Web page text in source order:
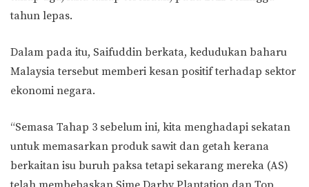
tahun lepas.
Dalam pada itu, Saifuddin berkata, kedudukan baharu
Malaysia tersebut memberi kesan positif terhadap sektor
ekonomi negara.
“Semasa Tahap 3 sebelum ini, kita menghadapi sekatan
untuk memasarkan produk sawit dan getah kerana
berkaitan isu buruh paksa tetapi sekarang mereka (AS)